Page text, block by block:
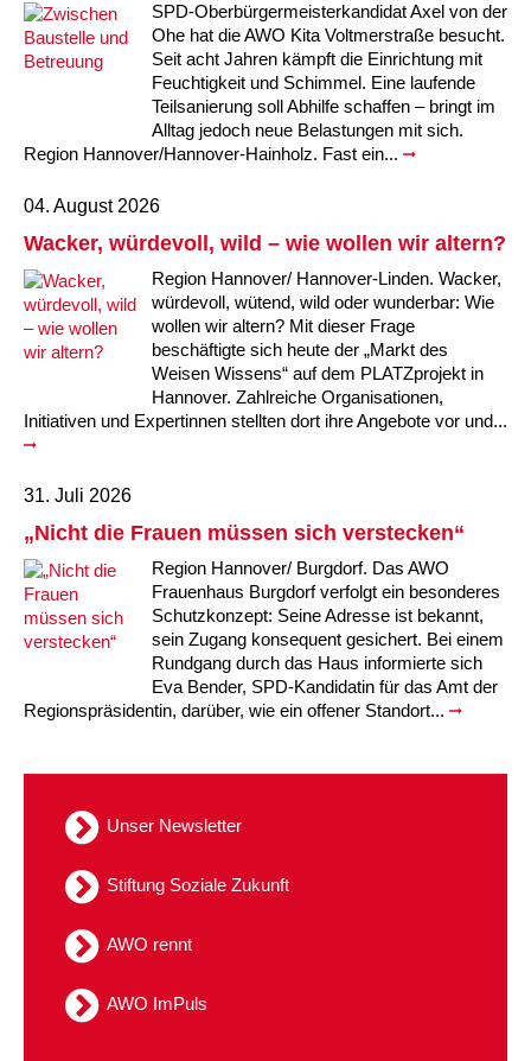
SPD-Oberbürgermeisterkandidat Axel von der
Ohe hat die AWO Kita Voltmerstraße besucht.
Seit acht Jahren kämpft die Einrichtung mit
Feuchtigkeit und Schimmel. Eine laufende
Teilsanierung soll Abhilfe schaffen – bringt im
Alltag jedoch neue Belastungen mit sich.
Region Hannover/Hannover-Hainholz. Fast ein...
04. August 2026
Wacker, würdevoll, wild – wie wollen wir altern?
Region Hannover/ Hannover-Linden. Wacker,
würdevoll, wütend, wild oder wunderbar: Wie
wollen wir altern? Mit dieser Frage
beschäftigte sich heute der „Markt des
Weisen Wissens“ auf dem PLATZprojekt in
Hannover. Zahlreiche Organisationen,
Initiativen und Expertinnen stellten dort ihre Angebote vor und...
31. Juli 2026
„Nicht die Frauen müssen sich verstecken“
Region Hannover/ Burgdorf. Das AWO
Frauenhaus Burgdorf verfolgt ein besonderes
Schutzkonzept: Seine Adresse ist bekannt,
sein Zugang konsequent gesichert. Bei einem
Rundgang durch das Haus informierte sich
Eva Bender, SPD-Kandidatin für das Amt der
Regionspräsidentin, darüber, wie ein offener Standort...
Unser Newsletter
Stiftung Soziale Zukunft
AWO rennt
AWO ImPuls